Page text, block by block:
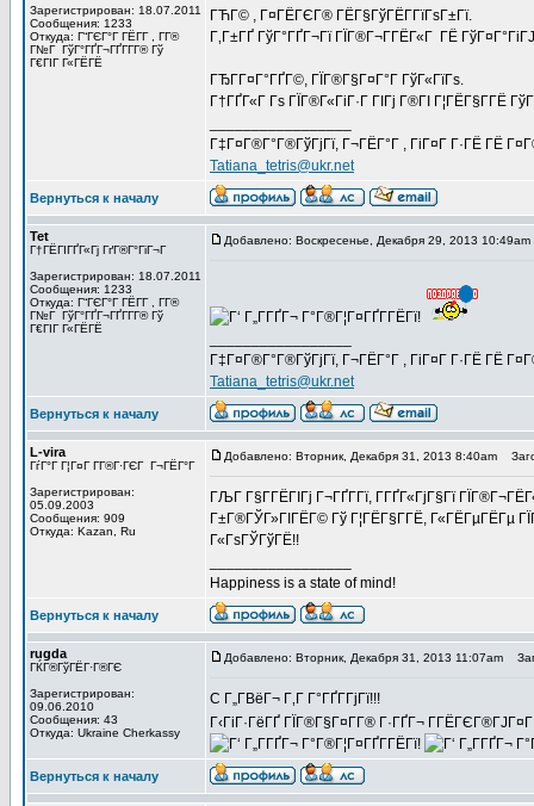
Зарегистрирован: 18.07.2011
Сообщения: 1233
Откуда: Г“ГЄГ°Г ГЁГ­Г , Г­Г®
Г№Г ГўГ°ГҐГ¬ГҐГ­Г­Г® Гў
Г€ГІГ Г«ГЁГЁ
ГЋГ© , Г¤ГЁГЄГ® ГЁГ§ГўГЁГ­ГїГѕГ±Гї.
Г‚Г±ГҐ ГўГ°ГҐГ¬Гї ГЇГ®Г¬Г­ГЁГ«Г ГЁ
ГЂГ­Г¤Г°ГҐГ©, ГЇГ®Г§Г¤Г°Г ГўГ«ГїГѕ.
Г†ГҐГ«Г Гѕ ГЇГ®Г«ГіГ·Г ГІГј Г®ГІ Г¦ГЁГ§Г­ГЁ
Г‡Г¤Г®Г°Г®ГўГјГї, Г¬ГЁГ°Г , ГіГ¤Г Г·ГЁ ГЁ
Tatiana_tetris@ukr.net
Вернуться к началу
Tet
Г†ГЁГІГҐГ«Гј ГґГ®Г°ГіГ¬Г
Зарегистрирован: 18.07.2011
Сообщения: 1233
Откуда: Г“ГЄГ°Г ГЁГ­Г , Г­Г®
Г№Г ГўГ°ГҐГ¬ГҐГ­Г­Г® Гў
Г€ГІГ Г«ГЁГЁ
Добавлено: Воскресенье, Декабря 29, 2013 10:49am
Г‡Г¤Г®Г°Г®ГўГјГї, Г¬ГЁГ°Г , ГіГ¤Г Г·ГЁ ГЁ
Tatiana_tetris@ukr.net
Вернуться к началу
L-vira
ГѓГ°Г Г¦Г¤Г Г­Г®Г·ГЄГ Г¬ГЁГ°Г
Зарегистрирован:
05.09.2003
Сообщения: 909
Откуда: Kazan, Ru
Добавлено: Вторник, Декабря 31, 2013 8:40am
ГЉГ Г§Г­ГЁГІГј Г¬ГҐГ­Гї, Г­ГҐГ«ГјГ§Гї
Г±Г®ГЎГ»ГІГЁГ© Гў Г¦ГЁГ§Г­ГЁ, Г«ГЁГµГЁГµ
Г«ГѕГЎГўГЁ!!
Happiness is a state of mind!
Вернуться к началу
rugda
ГЌГ®ГўГЁГ·Г®ГЄ
Зарегистрирован:
09.06.2010
Сообщения: 43
Откуда: Ukraine Cherkassy
Добавлено: Вторник, Декабря 31, 2013 11:07am
C Г„Г­ВёГ¬ Г‚Г Г°ГҐГ­ГјГї!!!
Г‹ГіГ·ГёГҐ ГЇГ®Г§Г¤Г­Г® Г·ГҐГ¬
Вернуться к началу